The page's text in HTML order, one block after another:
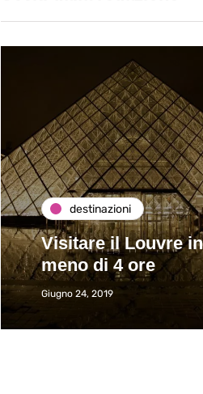
destinazioni
Visitare il Louvre in
meno di 4 ore
Giugno 24, 2019